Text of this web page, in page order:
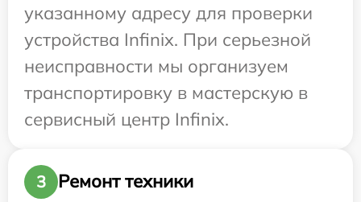
указанному адресу для проверки
устройства Infinix. При серьезной
неисправности мы организуем
транспортировку в мастерскую в
сервисный центр Infinix.
3 Ремонт техники